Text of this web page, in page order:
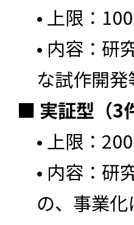
• 上限：
• 内容：研
な試作開発
■ 実証型（3
• 上限：
• 内容：研
の、事業